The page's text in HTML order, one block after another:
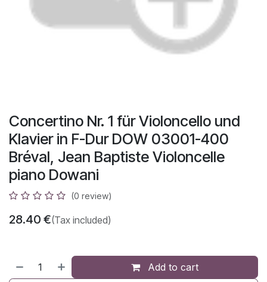
Concertino Nr. 1 für Violoncello und
Klavier in F-Dur DOW 03001-400
Bréval, Jean Baptiste Violoncelle
piano Dowani
(0 review)
28.40 €(Tax included)
Add to cart